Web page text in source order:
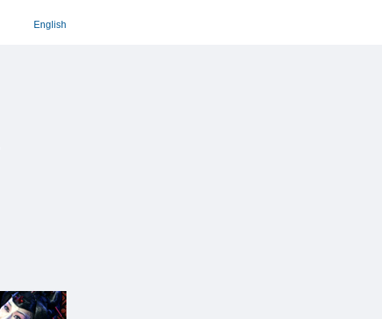
English